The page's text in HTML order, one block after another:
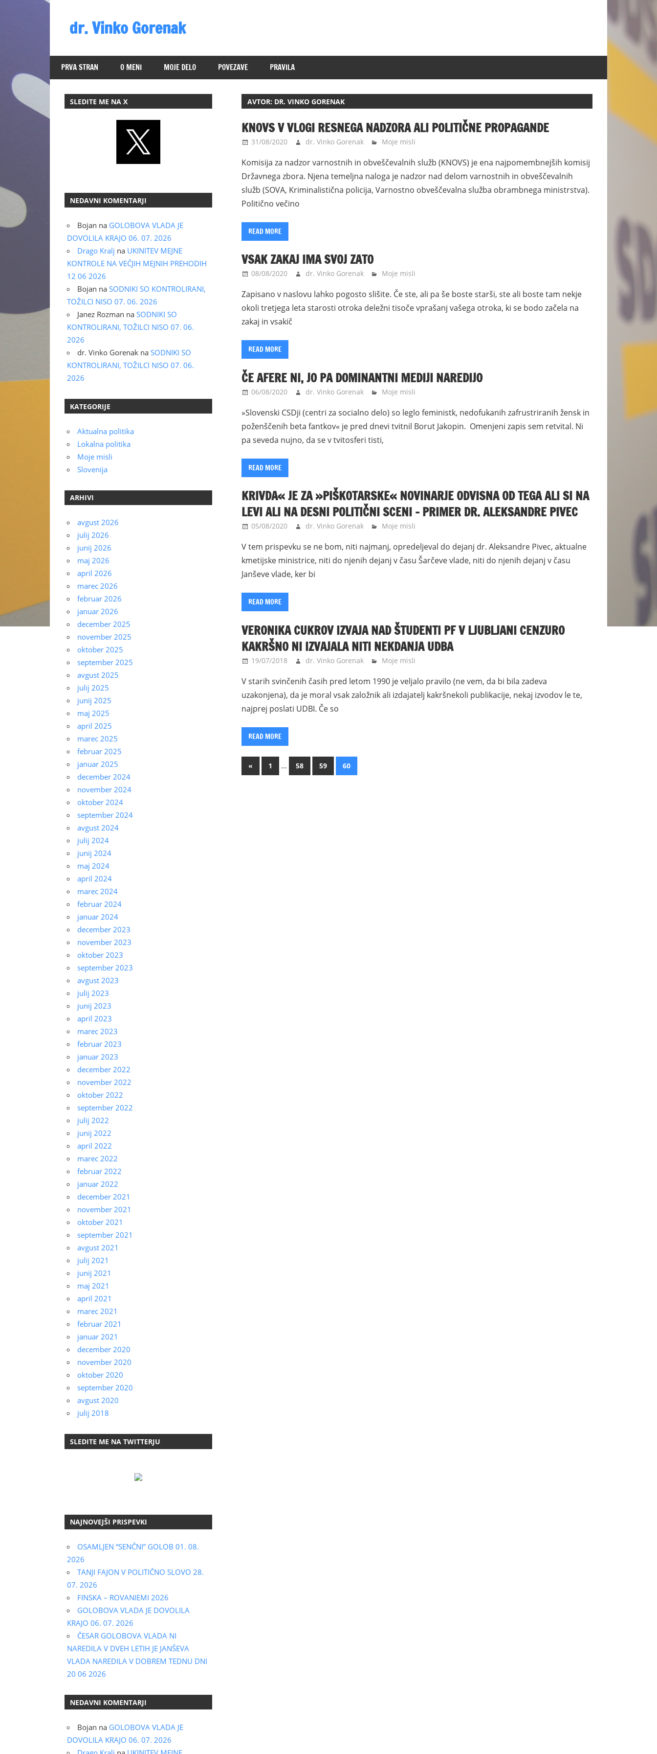
Skip
contentdr. Vinko Gorenak
poslanec
DZ
RS
PRVA STRAN O MENI MOJE DELO POVEZAVE PRAVILA
AVTOR: DR. VINKO GORENAK
KNOVS V VLOGI RESNEGA NADZORA ALI POLITIČNE PROPAGANDE
31/08/2020 dr. Vinko Gorenak Moje misli
Komisija za nadzor varnostnih in obveščevalnih služb (KNOVS) je ena najpomembnejših komisij
Državnega zbora. Njena temeljna naloga je nadzor nad delom varnostnih in obveščevalnih
služb (SOVA, Kriminalistična policija, Varnostno obveščevalna služba obrambnega ministrstva).
Politično večino
READ MORE
VSAK ZAKAJ IMA SVOJ ZATO
08/08/2020 dr. Vinko Gorenak Moje misli
Zapisano v naslovu lahko pogosto slišite. Če ste, ali pa še boste starši, ste ali boste tam nekje
okoli tretjega leta starosti otroka deležni tisoče vprašanj vašega otroka, ki se bodo začela na
zakaj in vsakič
READ MORE
ČE AFERE NI, JO PA DOMINANTNI MEDIJI NAREDIJO
06/08/2020 dr. Vinko Gorenak Moje misli
»Slovenski CSDji (centri za socialno delo) so leglo feministk, nedofukanih zafrustriranih žensk in
poženščenih beta fantkov« je pred dnevi tvitnil Borut Jakopin. Omenjeni zapis sem retvital. Ni
pa seveda nujno, da se v tvitosferi tisti,
READ MORE
KRIVDA« JE ZA »PIŠKOTARSKE« NOVINARJE ODVISNA OD TEGA ALI SI NA
LEVI ALI NA DESNI POLITIČNI SCENI – PRIMER DR. ALEKSANDRE PIVEC
05/08/2020 dr. Vinko Gorenak Moje misli
V tem prispevku se ne bom, niti najmanj, opredeljeval do dejanj dr. Aleksandre Pivec, aktualne
kmetijske ministrice, niti do njenih dejanj v času Šarčeve vlade, niti do njenih dejanj v času
Janševe vlade, ker bi
READ MORE
VERONIKA CUKROV IZVAJA NAD ŠTUDENTI PF V LJUBLJANI CENZURO
KAKRŠNO NI IZVAJALA NITI NEKDANJA UDBA
19/07/2018 dr. Vinko Gorenak Moje misli
V starih svinčenih časih pred letom 1990 je veljalo pravilo (ne vem, da bi bila zadeva
uzakonjena), da je moral vsak založnik ali izdajatelj kakršnekoli publikacije, nekaj izvodov le te,
najprej poslati UDBI. Če so
READ MORE
Posts
« Previous
Posts
1 … 58 59 60
SLEDITE ME NA X
NEDAVNI KOMENTARJI
Bojan na GOLOBOVA VLADA JE
DOVOLILA KRAJO 06. 07. 2026
Drago Kralj na UKINITEV MEJNE
KONTROLE NA VEČJIH MEJNIH PREHODIH
12 06 2026
Bojan na SODNIKI SO KONTROLIRANI,
TOŽILCI NISO 07. 06. 2026
Janez Rozman na SODNIKI SO
KONTROLIRANI, TOŽILCI NISO 07. 06.
2026
dr. Vinko Gorenakna SODNIKI SO
KONTROLIRANI, TOŽILCI NISO 07. 06.
2026
KATEGORIJE
Aktualna politika
Lokalna politika
Moje misli
Slovenija
ARHIVI
avgust 2026
julij 2026
junij 2026
maj 2026
april 2026
marec 2026
februar 2026
januar 2026
december 2025
november 2025
oktober 2025
september 2025
avgust 2025
julij 2025
junij 2025
maj 2025
april 2025
marec 2025
februar 2025
januar 2025
december 2024
november 2024
oktober 2024
september 2024
avgust 2024
julij 2024
junij 2024
maj 2024
april 2024
marec 2024
februar 2024
januar 2024
december 2023
november 2023
oktober 2023
september 2023
avgust 2023
julij 2023
junij 2023
april 2023
marec 2023
februar 2023
januar 2023
december 2022
november 2022
oktober 2022
september 2022
julij 2022
junij 2022
april 2022
marec 2022
februar 2022
januar 2022
december 2021
november 2021
oktober 2021
september 2021
avgust 2021
julij 2021
junij 2021
maj 2021
april 2021
marec 2021
februar 2021
januar 2021
december 2020
november 2020
oktober 2020
september 2020
avgust 2020
julij 2018
SLEDITE ME NA TWITTERJU
NAJNOVEJŠI PRISPEVKI
OSAMLJEN “SENČNI” GOLOB 01. 08.
2026
TANJI FAJON V POLITIČNO SLOVO 28.
07. 2026
FINSKA – ROVANIEMI 2026
GOLOBOVA VLADA JE DOVOLILA
KRAJO 06. 07. 2026
ČESAR GOLOBOVA VLADA NI
NAREDILA V DVEH LETIH JE JANŠEVA
VLADA NAREDILA V DOBREM TEDNU DNI
20 06 2026
NEDAVNI KOMENTARJI
Bojan na GOLOBOVA VLADA JE
DOVOLILA KRAJO 06. 07. 2026